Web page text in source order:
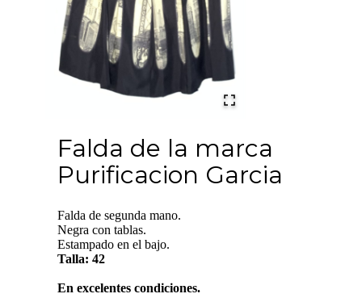
Falda de la marca
Purificacion Garcia
Falda de segunda mano.
Negra con tablas.
Estampado en el bajo.
Talla: 42
En excelentes condiciones.